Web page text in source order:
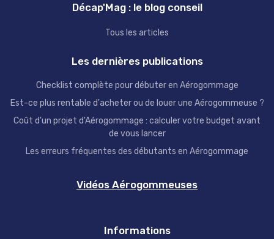
Décap'Mag : le blog conseil
Tous les articles
Les dernières publications
Checklist complète pour débuter en Aérogommage
Est-ce plus rentable d'acheter ou de louer une Aérogommeuse ?
Coût d'un projet d'Aérogommage : calculer votre budget avant
de vous lancer
Les erreurs fréquentes des débutants en Aérogommage
Vidéos Aérogommeuses
Informations